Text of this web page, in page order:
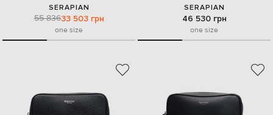
SERAPIAN
55 83633 503 грн
one size
SERAPIAN
46 530 грн
one size